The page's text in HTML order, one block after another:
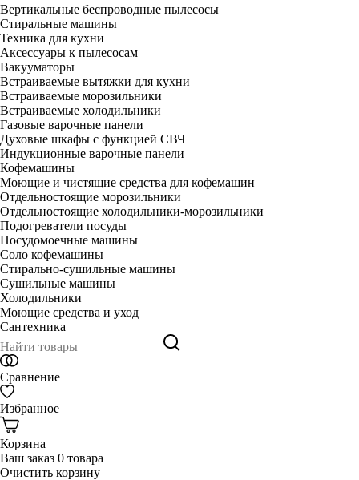
Вертикальные беспроводные пылесосы
Стиральные машины
Техника для кухни
Аксессуары к пылесосам
Вакууматоры
Встраиваемые вытяжки для кухни
Встраиваемые морозильники
Встраиваемые холодильники
Газовые варочные панели
Духовые шкафы с функцией СВЧ
Индукционные варочные панели
Кофемашины
Моющие и чистящие средства для кофемашин
Отдельностоящие морозильники
Отдельностоящие холодильники-морозильники
Подогреватели посуды
Посудомоечные машины
Соло кофемашины
Стирально-сушильные машины
Сушильные машины
Холодильники
Моющие средства и уход
Сантехника
Сравнение
Избранное
Корзина
Ваш заказ 0 товара
Очистить корзину